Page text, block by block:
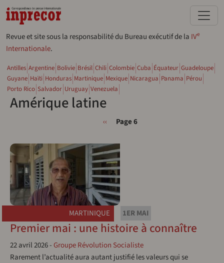
Aller au contenu principal
Revue et site sous la responsabilité du Bureau exécutif de la IVe
Internationale.
Antilles Argentine Bolivie Brésil Chili Colombie Cuba Équateur Guadeloupe
Guyane Haïti Honduras Martinique Mexique Nicaragua Panama Pérou
Porto Rico Salvador Uruguay Venezuela
Amérique latine
Page précédente
‹‹ Page 6
MARTINIQUE 1ER MAI
Premier mai : une histoire à connaître
22 avril 2026- Groupe Révolution Socialiste
Rarement l’actualité aura autant justifié les valeurs qui se